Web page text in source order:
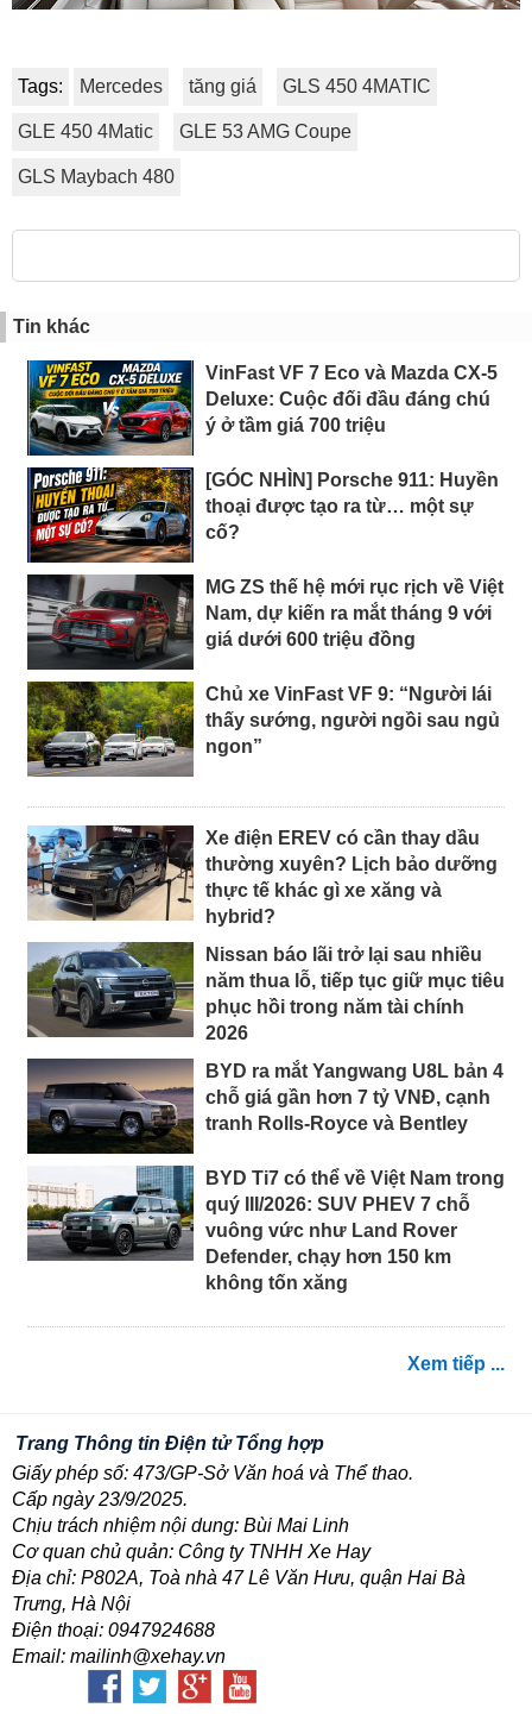
Tags: Mercedes tăng giá GLS 450 4MATIC
GLE 450 4Matic GLE 53 AMG Coupe
GLS Maybach 480
Tin khác
VinFast VF 7 Eco và Mazda CX-5
Deluxe: Cuộc đối đầu đáng chú
ý ở tầm giá 700 triệu
[GÓC NHÌN] Porsche 911: Huyền
thoại được tạo ra từ… một sự
cố?
MG ZS thế hệ mới rục rịch về Việt
Nam, dự kiến ra mắt tháng 9 với
giá dưới 600 triệu đồng
Chủ xe VinFast VF 9: “Người lái
thấy sướng, người ngồi sau ngủ
ngon”
Xe điện EREV có cần thay dầu
thường xuyên? Lịch bảo dưỡng
thực tế khác gì xe xăng và
hybrid?
Nissan báo lãi trở lại sau nhiều
năm thua lỗ, tiếp tục giữ mục tiêu
phục hồi trong năm tài chính
2026
BYD ra mắt Yangwang U8L bản 4
chỗ giá gần hơn 7 tỷ VNĐ, cạnh
tranh Rolls-Royce và Bentley
BYD Ti7 có thể về Việt Nam trong
quý III/2026: SUV PHEV 7 chỗ
vuông vức như Land Rover
Defender, chạy hơn 150 km
không tốn xăng
Xem tiếp ...
Trang Thông tin Điện tử Tổng hợp
Giấy phép số: 473/GP-Sở Văn hoá và Thể thao.
Cấp ngày 23/9/2025.
Chịu trách nhiệm nội dung: Bùi Mai Linh
Cơ quan chủ quản: Công ty TNHH Xe Hay
Địa chỉ: P802A, Toà nhà 47 Lê Văn Hưu, quận Hai Bà
Trưng, Hà Nội
Điện thoại: 0947924688
Email: mailinh@xehay.vn